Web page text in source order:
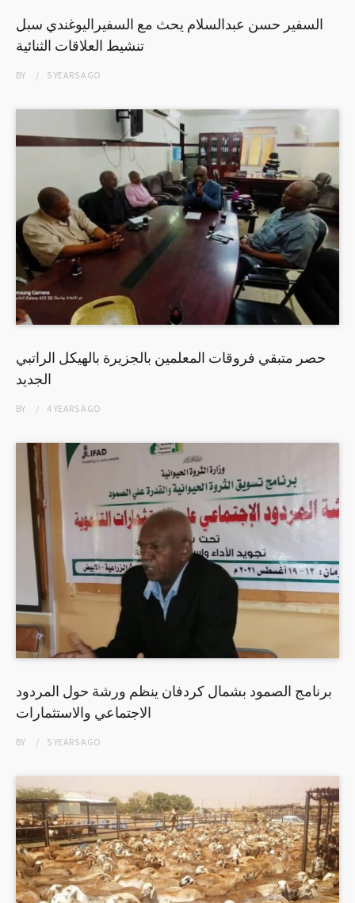
السفير حسن عبدالسلام يحث مع السفيراليوغندي سبل
تنشيط العلاقات الثنائية
BY 5 YEARSAGO
حصر متبقي فروقات المعلمين بالجزيرة بالهيكل الراتبي
الجديد
BY 4 YEARSAGO
برنامج الصمود بشمال كردفان ينظم ورشة حول المردود
الاجتماعي والاستثمارات
BY 5 YEARSAGO